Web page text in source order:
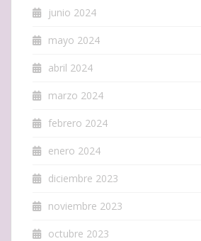
junio 2024
mayo 2024
abril 2024
marzo 2024
febrero 2024
enero 2024
diciembre 2023
noviembre 2023
octubre 2023